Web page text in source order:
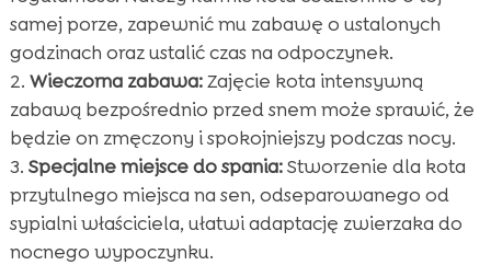
samej porze, zapewnić mu zabawę o ustalonych
godzinach oraz ustalić czas na odpoczynek.
Wieczorna zabawa:Zajęcie kota intensywną
zabawą bezpośrednio przed snem może sprawić, że
będzie on zmęczony i spokojniejszy podczas nocy.
Specjalne miejsce do spania:Stworzenie dla kota
przytulnego miejsca na sen, odseparowanego od
sypialni właściciela, ułatwi adaptację zwierzaka do
nocnego wypoczynku.